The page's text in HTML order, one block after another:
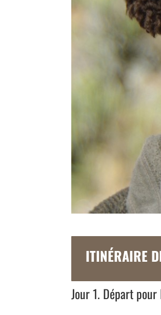
ITINÉRAIRE
Jour 1. Départ pour